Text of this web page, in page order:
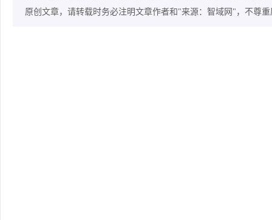
原创文章，请转载时务必注明文章作者和"来源：智域网"，不尊